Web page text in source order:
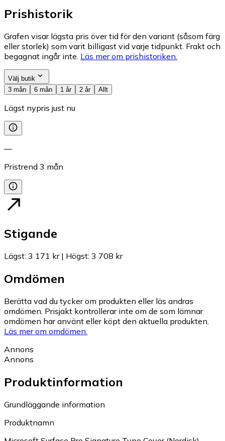
Prishistorik
Grafen visar lägsta pris över tid för den variant (såsom färg
eller storlek) som varit billigast vid varje tidpunkt. Frakt och
begagnat ingår inte. Läs mer om prishistoriken.
Välj butik
3 mån
6 mån 1 år 2 år Allt
Lägst nypris just nu
—
Pristrend 3 mån
Stigande
Lägst: 3 171 kr| Högst: 3 708 kr
Omdömen
Berätta vad du tycker om produkten eller läs andras
omdömen. Prisjakt kontrollerar inte om de som lämnar
omdömen har använt eller köpt den aktuella produkten.
Läs mer om omdömen.
Annons
Annons
Produktinformation
Grundläggande information
Produktnamn